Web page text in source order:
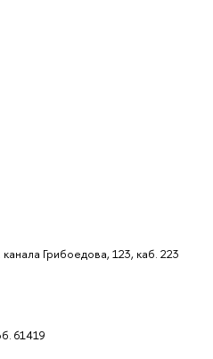
Грибоедова, 123, каб. 223
61419